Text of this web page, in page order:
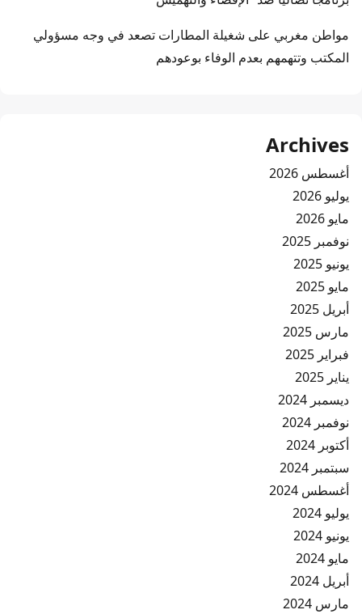
مواطن مغربي على شغيلة المطارات تصعد في وجه مسؤولي
المكتب وتتهمهم بعدم الوفاء بوعودهم
Archives
أغسطس 2026
يوليو 2026
مايو 2026
نوفمبر 2025
يونيو 2025
مايو 2025
أبريل 2025
مارس 2025
فبراير 2025
يناير 2025
ديسمبر 2024
نوفمبر 2024
أكتوبر 2024
سبتمبر 2024
أغسطس 2024
يوليو 2024
يونيو 2024
مايو 2024
أبريل 2024
مارس 2024